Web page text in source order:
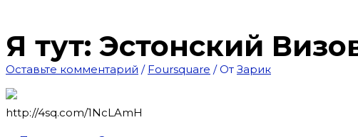
Я тут: Эстонский
Оставьте комментарий / Foursquare / От Зарик
http://4sq.com/1NcLAmH